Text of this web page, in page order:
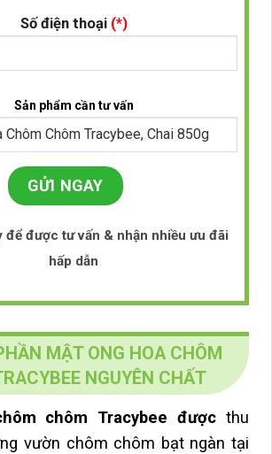
Số điện thoại (*)
Sản phẩm cần tư vấn
để được tư vấn & nhận nhiều ưu đãi
hấp dẫn
MẬT ONG HOA CHÔM
NGUYÊN CHẤT
chôm Tracybee được thu
vườn chôm chôm bạt ngàn tại